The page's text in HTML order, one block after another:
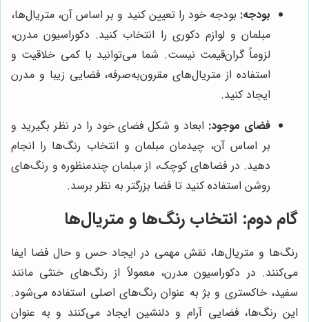
بودجه: بودجه خود را تعیین کنید و بر اساس آن، متریال‌ها،
مبلمان و لوازم دکوری را انتخاب کنید. دکوراسیون مدرن،
لزوماً گران‌قیمت نیست. شما می‌توانید با کمی خلاقیت و
استفاده از متریال‌های مقرون‌به‌صرفه، فضایی زیبا و مدرن
ایجاد کنید.
فضای موجود: ابعاد و شکل فضای خود را در نظر بگیرید و
بر اساس آن، چیدمان مبلمان و انتخاب رنگ‌ها را انجام
دهید. در فضاهای کوچک، از مبلمان چندمنظوره و رنگ‌های
روشن استفاده کنید تا فضا بزرگتر به نظر برسد.
گام دوم: انتخاب رنگ‌ها و متریال‌ها
رنگ‌ها و متریال‌ها، نقش مهمی در ایجاد حس و حال فضا ایفا
می‌کنند. در دکوراسیون مدرن، معمولاً از رنگ‌های خنثی مانند
سفید، خاکستری و بژ به عنوان رنگ‌های اصلی استفاده می‌شود.
این رنگ‌ها، فضایی آرام و دلنشین ایجاد می‌کنند و به عنوان